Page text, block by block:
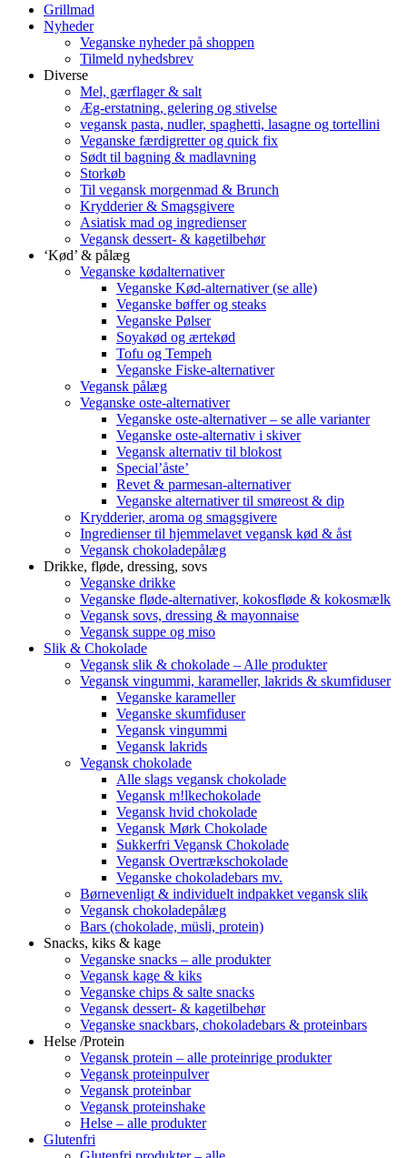
Grillmad
Nyheder
Veganske nyheder på shoppen
Tilmeld nyhedsbrev
Diverse
Mel, gærflager & salt
Æg-erstatning, gelering og stivelse
vegansk pasta, nudler, spaghetti, lasagne og tortellini
Veganske færdigretter og quick fix
Sødt til bagning & madlavning
Storkøb
Til vegansk morgenmad & Brunch
Krydderier & Smagsgivere
Asiatisk mad og ingredienser
Vegansk dessert- & kagetilbehør
‘Kød’ & pålæg
Veganske kødalternativer
Veganske Kød-alternativer (se alle)
Veganske bøffer og steaks
Veganske Pølser
Soyakød og ærtekød
Tofu og Tempeh
Veganske Fiske-alternativer
Vegansk pålæg
Veganske oste-alternativer
Veganske oste-alternativer – se alle varianter
Veganske oste-alternativ i skiver
Vegansk alternativ til blokost
Special’åste’
Revet & parmesan-alternativer
Veganske alternativer til smøreost & dip
Krydderier, aroma og smagsgivere
Ingredienser til hjemmelavet vegansk kød & åst
Vegansk chokoladepålæg
Drikke, fløde, dressing, sovs
Veganske drikke
Veganske fløde-alternativer, kokosfløde & kokosmælk
Vegansk sovs, dressing & mayonnaise
Vegansk suppe og miso
Slik & Chokolade
Vegansk slik & chokolade – Alle produkter
Vegansk vingummi, karameller, lakrids & skumfiduser
Veganske karameller
Veganske skumfiduser
Vegansk vingummi
Vegansk lakrids
Vegansk chokolade
Alle slags vegansk chokolade
Vegansk m!lkechokolade
Vegansk hvid chokolade
Vegansk Mørk Chokolade
Sukkerfri Vegansk Chokolade
Vegansk Overtrækschokolade
Veganske chokoladebars mv.
Børnevenligt & individuelt indpakket vegansk slik
Vegansk chokoladepålæg
Bars (chokolade, müsli, protein)
Snacks, kiks & kage
Veganske snacks – alle produkter
Vegansk kage & kiks
Veganske chips & salte snacks
Vegansk dessert- & kagetilbehør
Veganske snackbars, chokoladebars & proteinbars
Helse /Protein
Vegansk protein – alle proteinrige produkter
Vegansk proteinpulver
Vegansk proteinbar
Vegansk proteinshake
Helse – alle produkter
Glutenfri